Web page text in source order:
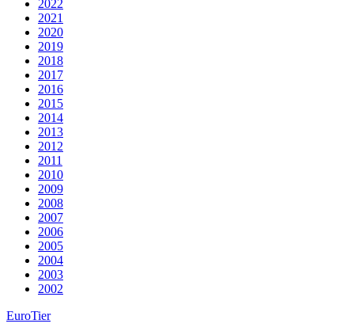
2022
2021
2020
2019
2018
2017
2016
2015
2014
2013
2012
2011
2010
2009
2008
2007
2006
2005
2004
2003
2002
EuroTier